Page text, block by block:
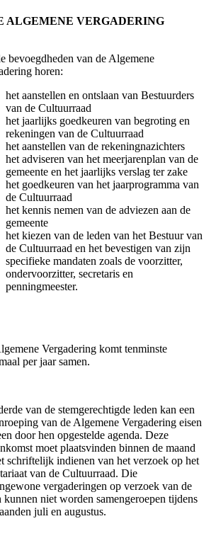
ALGEMENE VERGADERING
bevoegdheden van de Algemene
horen:
het aanstellen en ontslaan van Bestuurders
van de Cultuurraad
het jaarlijks goedkeuren van begroting en
rekeningen van de Cultuurraad
het aanstellen van de rekeningnazichters
het adviseren van het meerjarenplan van de
gemeente en het jaarlijks verslag ter zake
het goedkeuren van het jaarprogramma van
de Cultuurraad
het kennis nemen van de adviezen aan de
gemeente
het kiezen van de leden van het Bestuur van
de Cultuurraad en het bevestigen van zijn
specifieke mandaten zoals de voorzitter,
ondervoorzitter, secretaris en
penningmeester.
Vergadering komt tenminste
per jaar samen.
van de stemgerechtigde leden kan een
van de Algemene Vergadering eisen
door hen opgestelde agenda. Deze
moet plaatsvinden binnen de maand
schriftelijk indienen van het verzoek op het
van de Cultuurraad. Die
vergaderingen op verzoek van de
kunnen niet worden samengeroepen tijdens
juli en augustus.